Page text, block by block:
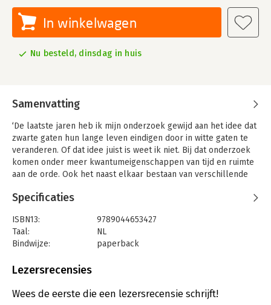
In winkelwagen
Nu besteld, dinsdag in huis
Samenvatting
‘De laatste jaren heb ik mijn onderzoek gewijd aan het idee dat
zwarte gaten hun lange leven eindigen door in witte gaten te
veranderen. Of dat idee juist is weet ik niet. Bij dat onderzoek
komen onder meer kwantumeigenschappen van tijd en ruimte
aan de orde. Ook het naast elkaar bestaan van verschillende
elkaar verschillen komen aan bod. Het onderzoek van dit idee
vorm van een frontbulletin. In het heelal krioelt het van de
zwarte gaten. Wat zijn dat precies? Wat zijn witte gaten, hun
ongrijpbare jongere broers? En dan de vragen die me al heel
hebben gezien? Waarom willen we steeds een beetje verder
Carlo Rovelli
Specificaties
ISBN13:
9789044653427
Taal:
NL
Bindwijze:
paperback
Uitgever:
Verschijningsdatum:
29-8-2023
Lezersrecensies
Wees de eerste die een lezersrecensie schrijft!